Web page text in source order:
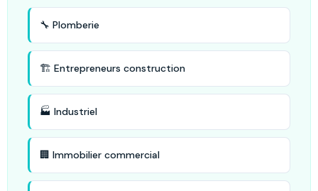
🔧 Plomberie
🏗️ Entrepreneurs construction
🏭 Industriel
🏢 Immobilier commercial